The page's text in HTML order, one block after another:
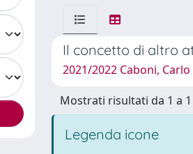
Il concetto di altro
2021/2022 Caboni, Carlo
Mostrati risultati da 1 a 1
Legenda icone